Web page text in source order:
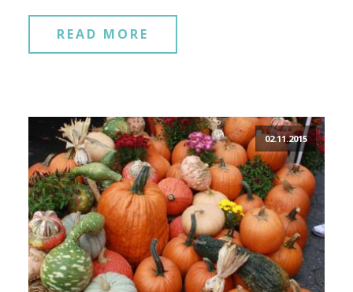
READ MORE
02.11.2015